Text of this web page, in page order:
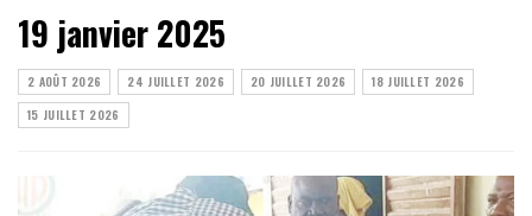
19 janvier 2025
2 AOÛT 2026 24 JUILLET 2026 20 JUILLET 2026
18 JUILLET 2026
15 JUILLET 2026